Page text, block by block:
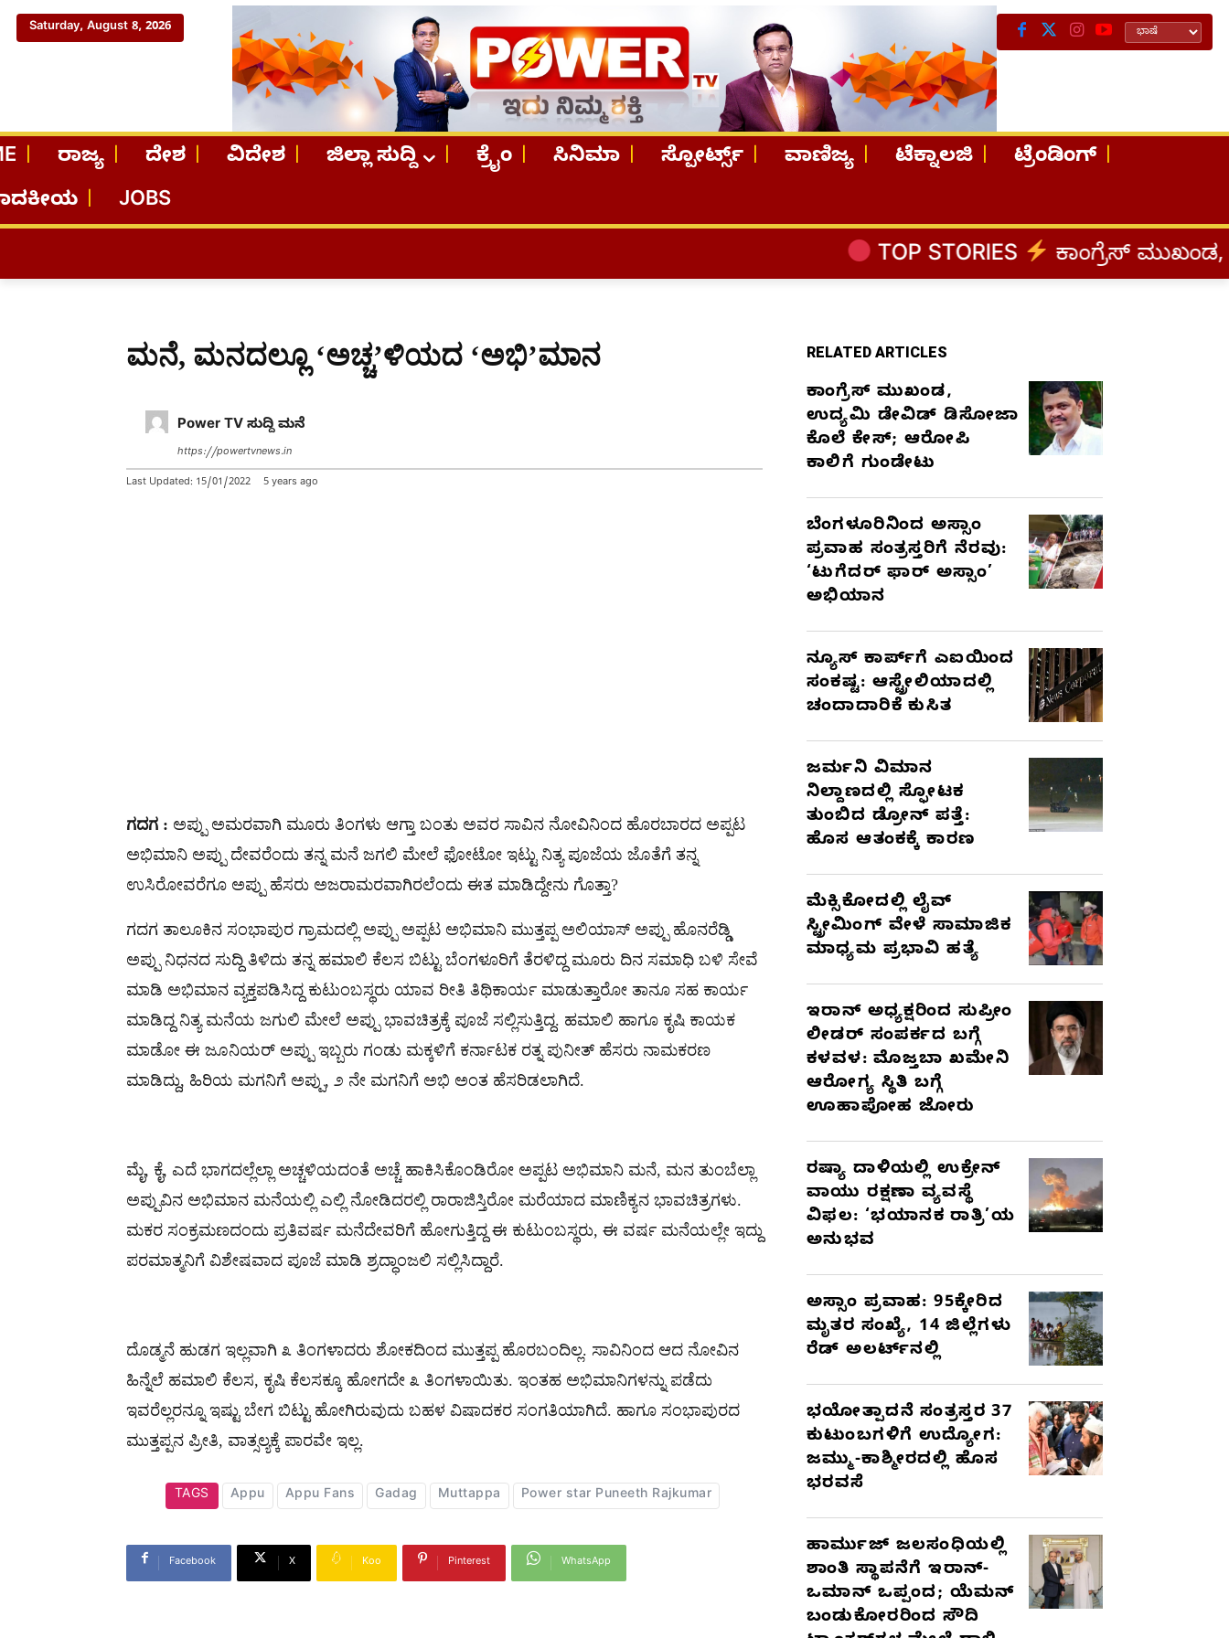
Saturday, August 8, 2026
ರಾಜ್ಯ ದೇಶ ವಿದೇಶ ಜಿಲ್ಲಾ ಸುದ್ದಿ ಕ್ರೈಂ ಸಿನಿಮಾ ಸ್ಪೋರ್ಟ್ಸ್ ವಾಣಿಜ್ಯ ಟೆಕ್ನಾಲಜಿ
ಟ್ರೆಂಡಿಂಗ್
JOBS
TOP STORIES ಕಾಂಗ್ರೆಸ್‌ ಮುಖಂಡ, ಉದ್ಯಮಿ
ಮನೆ, ಮನದಲ್ಲೂ ‘ಅಚ್ಚ’ಳಿಯದ ‘ಅಭಿ’ಮಾನ
Power TV ಸುದ್ದಿ ಮನೆ
https://powertvnews.in
Last Updated: 15/01/2022 5 years ago
ಗದಗ : ಅಪ್ಪು ಅಮರವಾಗಿ ಮೂರು ತಿಂಗಳು ಆಗ್ತಾ ಬಂತು ಅವರ ಸಾವಿನ ನೋವಿನಿಂದ ಹೊರಬಾರದ ಅಪ್ಪಟ‌
ಅಭಿಮಾನಿ ಅಪ್ಪು ದೇವರೆಂದು ತನ್ನ ಮನೆ ಜಗಲಿ ಮೇಲೆ ಫೋಟೋ ಇಟ್ಟು ನಿತ್ಯ ಪೂಜೆಯ ಜೊತೆಗೆ ತನ್ನ
ಉಸಿರೋವರೆಗೂ ಅಪ್ಪು ಹೆಸರು ಅಜರಾಮರವಾಗಿರಲೆಂದು ಈತ ಮಾಡಿದ್ದೇನು ಗೊತ್ತಾ?
ಗದಗ ತಾಲೂಕಿನ ಸಂಭಾಪುರ ಗ್ರಾಮದಲ್ಲಿ ಅಪ್ಪು ಅಪ್ಪಟ ಅಭಿಮಾನಿ ಮುತ್ತಪ್ಪ ಅಲಿಯಾಸ್ ಅಪ್ಪು ಹೊನರೆಡ್ಡಿ
ಅಪ್ಪು ನಿಧನದ ಸುದ್ದಿ ತಿಳಿದು ತನ್ನ ಹಮಾಲಿ ಕೆಲಸ ಬಿಟ್ಟು ಬೆಂಗಳೂರಿಗೆ ತೆರಳಿದ್ದ ಮೂರು ದಿನ ಸಮಾಧಿ ಬಳಿ ಸೇವೆ
ಮಾಡಿ ಅಭಿಮಾನ ವ್ಯಕ್ತಪಡಿಸಿದ್ದ ಕುಟುಂಬಸ್ಥರು ಯಾವ ರೀತಿ ತಿಥಿ‌ಕಾರ್ಯ ಮಾಡುತ್ತಾರೋ ತಾನೂ ಸಹ ಕಾರ್ಯ
ಮಾಡಿದ್ದ ನಿತ್ಯ ಮನೆಯ ಜಗುಲಿ ಮೇಲೆ ಅಪ್ಪು ಭಾವಚಿತ್ರಕ್ಕೆ ಪೂಜೆ ಸಲ್ಲಿಸುತ್ತಿದ್ದ. ಹಮಾಲಿ ಹಾಗೂ ಕೃಷಿ ಕಾಯಕ
ಮಾಡೋ ಈ ಜೂನಿಯರ್ ಅಪ್ಪು ಇಬ್ಬರು ಗಂಡು ಮಕ್ಕಳಿಗೆ ಕರ್ನಾಟಕ ರತ್ನ ಪುನೀತ್​ ಹೆಸರು ನಾಮಕರಣ
ಮಾಡಿದ್ದು, ಹಿರಿಯ ಮಗನಿಗೆ ಅಪ್ಪು, ೨ ನೇ ಮಗನಿಗೆ ಅಭಿ‌ ಅಂತ ಹೆಸರಿಡಲಾಗಿದೆ.
ಮೈ, ಕೈ, ಎದೆ ಭಾಗದಲ್ಲೆಲ್ಲಾ ಅಚ್ಚಳಿಯದಂತೆ ಅಚ್ಚೆ ಹಾಕಿಸಿಕೊಂಡಿರೋ ಅಪ್ಪಟ ಅಭಿಮಾನಿ ಮನೆ, ಮನ ತುಂಬೆಲ್ಲಾ
ಅಪ್ಪುವಿನ ಅಭಿಮಾನ ಮನೆಯಲ್ಲಿ‌ ಎಲ್ಲಿ ನೋಡಿದರಲ್ಲಿ ರಾರಾಜಿಸ್ತಿರೋ ಮರೆಯಾದ ಮಾಣಿಕ್ಯನ ಭಾವಚಿತ್ರಗಳು.
ಮಕರ ಸಂಕ್ರಮಣದಂದು ಪ್ರತಿವರ್ಷ ಮನೆದೇವರಿಗೆ ಹೋಗುತ್ತಿದ್ದ ಈ ಕುಟುಂಬಸ್ಥರು, ಈ ವರ್ಷ ಮನೆಯಲ್ಲೇ ಇದ್ದು
ಪರಮಾತ್ಮನಿಗೆ ವಿಶೇಷವಾದ ಪೂಜೆ ಮಾಡಿ ಶ್ರದ್ಧಾಂಜಲಿ ಸಲ್ಲಿಸಿದ್ದಾರೆ.
ದೊಡ್ಮನೆ ಹುಡಗ ಇಲ್ಲವಾಗಿ ೩ ತಿಂಗಳಾದರು ಶೋಕದಿಂದ ಮುತ್ತಪ್ಪ ಹೊರಬಂದಿಲ್ಲ. ಸಾವಿನಿಂದ ಆದ ನೋವಿನ
ಹಿನ್ನೆಲೆ ಹಮಾಲಿ ಕೆಲಸ, ಕೃಷಿ ಕೆಲಸಕ್ಕೂ ಹೋಗದೇ ೩ ತಿಂಗಳಾಯಿತು. ಇಂತಹ ಅಭಿಮಾನಿಗಳನ್ನು ಪಡೆದು
ಇವರೆಲ್ಲರನ್ನೂ ಇಷ್ಟು ಬೇಗ ಬಿಟ್ಟು ಹೋಗಿರುವುದು ಬಹಳ ವಿಷಾದಕರ ಸಂಗತಿಯಾಗಿದೆ. ಹಾಗೂ ಸಂಭಾಪುರದ
ಮುತ್ತಪ್ಪನ ಪ್ರೀತಿ, ವಾತ್ಸಲ್ಯಕ್ಕೆ ಪಾರವೇ ಇಲ್ಲ.
TAGS Appu Appu Fans Gadag Muttappa Power star Puneeth Rajkumar
Facebook X Koo Pinterest WhatsApp
RELATED ARTICLES
ಕಾಂಗ್ರೆಸ್‌ ಮುಖಂಡ,
ಉದ್ಯಮಿ ಡೇವಿಡ್‌ ಡಿಸೋಜಾ
ಕೊಲೆ ಕೇಸ್;‌ ಆರೋಪಿ
ಕಾಲಿಗೆ ಗುಂಡೇಟು
ಬೆಂಗಳೂರಿನಿಂದ ಅಸ್ಸಾಂ
ಪ್ರವಾಹ ಸಂತ್ರಸ್ತರಿಗೆ ನೆರವು:
‘ಟುಗೆದರ್ ಫಾರ್ ಅಸ್ಸಾಂ’
ಅಭಿಯಾನ
ನ್ಯೂಸ್ ಕಾರ್ಪ್‌ಗೆ ಎಐಯಿಂದ
ಸಂಕಷ್ಟ: ಆಸ್ಟ್ರೇಲಿಯಾದಲ್ಲಿ
ಚಂದಾದಾರಿಕೆ ಕುಸಿತ
ಜರ್ಮನಿ ವಿಮಾನ
ನಿಲ್ದಾಣದಲ್ಲಿ ಸ್ಫೋಟಕ
ತುಂಬಿದ ಡ್ರೋನ್ ಪತ್ತೆ:
ಹೊಸ ಆತಂಕಕ್ಕೆ ಕಾರಣ
ಮೆಕ್ಸಿಕೋದಲ್ಲಿ ಲೈವ್
ಸ್ಟ್ರೀಮಿಂಗ್ ವೇಳೆ ಸಾಮಾಜಿಕ
ಮಾಧ್ಯಮ ಪ್ರಭಾವಿ ಹತ್ಯೆ
ಇರಾನ್ ಅಧ್ಯಕ್ಷರಿಂದ ಸುಪ್ರೀಂ
ಲೀಡರ್ ಸಂಪರ್ಕದ ಬಗ್ಗೆ
ಕಳವಳ: ಮೊಜ್ತಬಾ ಖಮೇನಿ
ಆರೋಗ್ಯ ಸ್ಥಿತಿ ಬಗ್ಗೆ
ಊಹಾಪೋಹ ಜೋರು
ರಷ್ಯಾ ದಾಳಿಯಲ್ಲಿ ಉಕ್ರೇನ್
ವಾಯು ರಕ್ಷಣಾ ವ್ಯವಸ್ಥೆ
ವಿಫಲ: ‘ಭಯಾನಕ ರಾತ್ರಿ’ಯ
ಅನುಭವ
ಅಸ್ಸಾಂ ಪ್ರವಾಹ: 95ಕ್ಕೇರಿದ
ಮೃತರ ಸಂಖ್ಯೆ, 14 ಜಿಲ್ಲೆಗಳು
ರೆಡ್ ಅಲರ್ಟ್‌ನಲ್ಲಿ
ಭಯೋತ್ಪಾದನೆ ಸಂತ್ರಸ್ತರ 37
ಕುಟುಂಬಗಳಿಗೆ ಉದ್ಯೋಗ:
ಜಮ್ಮು-ಕಾಶ್ಮೀರದಲ್ಲಿ ಹೊಸ
ಭರವಸೆ
ಹಾರ್ಮುಜ್ ಜಲಸಂಧಿಯಲ್ಲಿ
ಶಾಂತಿ ಸ್ಥಾಪನೆಗೆ ಇರಾನ್-
ಒಮಾನ್ ಒಪ್ಪಂದ; ಯೆಮನ್
ಬಂಡುಕೋರರಿಂದ ಸೌದಿ